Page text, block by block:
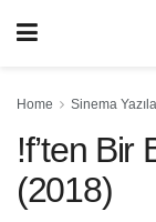
Home Sinema
!f’ten Bir
(2018)